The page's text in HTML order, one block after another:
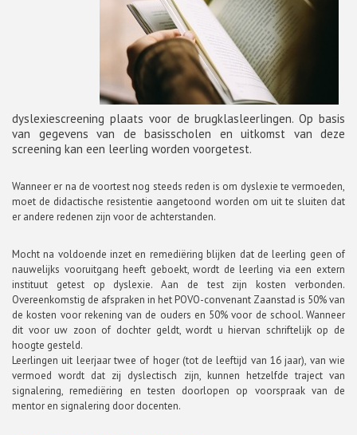
dyslexiescreening plaats voor de brugklasleerlingen. Op basis
van gegevens van de basisscholen en uitkomst van deze
screening kan een leerling worden voorgetest.
Wanneer er na de voortest nog steeds reden is om dyslexie te vermoeden,
moet de didactische resistentie aangetoond worden om uit te sluiten dat
er andere redenen zijn voor de achterstanden.
Mocht na voldoende inzet en remediëring blijken dat de leerling geen of
nauwelijks vooruitgang heeft geboekt, wordt de leerling via een extern
instituut getest op dyslexie. Aan de test zijn kosten verbonden.
Overeenkomstig de afspraken in het POVO-convenant Zaanstad is 50% van
de kosten voor rekening van de ouders en 50% voor de school. Wanneer
dit voor uw zoon of dochter geldt, wordt u hiervan schriftelijk op de
hoogte gesteld.
Leerlingen uit leerjaar twee of hoger (tot de leeftijd van 16 jaar), van wie
vermoed wordt dat zij dyslectisch zijn, kunnen hetzelfde traject van
signalering, remediëring en testen doorlopen op voorspraak van de
mentor en signalering door docenten.